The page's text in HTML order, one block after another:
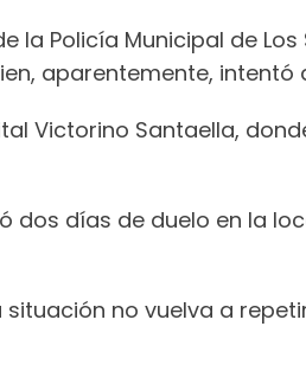
Policía Municipal de
aparentemente,
Victorino Santaella,
dos días de duelo en la
no vuelva a